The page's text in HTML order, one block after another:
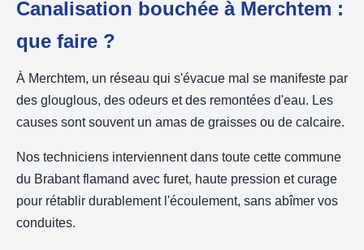
Canalisation bouchée à Merchtem :
que faire ?
À Merchtem, un réseau qui s'évacue mal se manifeste par
des glouglous, des odeurs et des remontées d'eau. Les
causes sont souvent un amas de graisses ou de calcaire.
Nos techniciens interviennent dans toute cette commune
du Brabant flamand avec furet, haute pression et curage
pour rétablir durablement l'écoulement, sans abîmer vos
conduites.